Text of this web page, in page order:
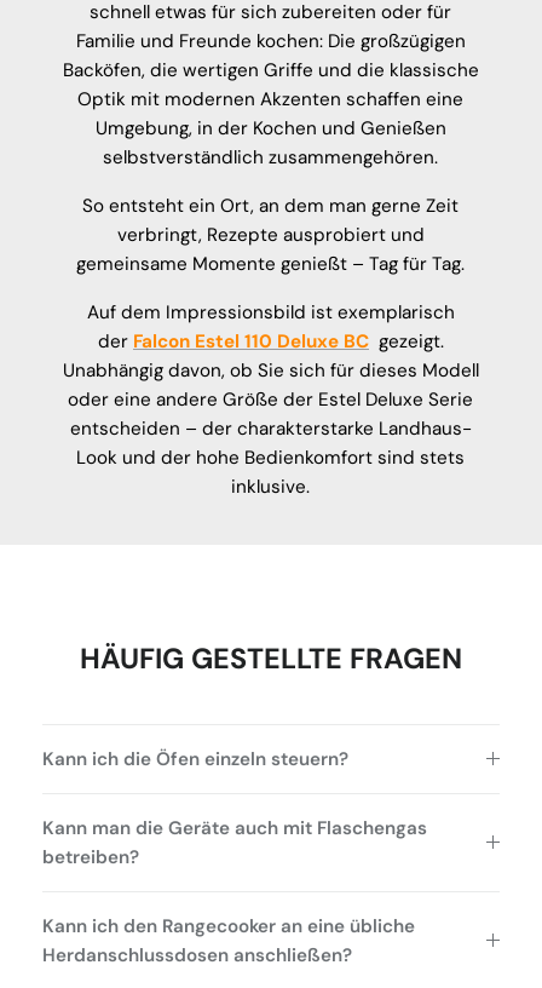
schnell etwas für sich zubereiten oder für
Familie und Freunde kochen: Die großzügigen
Backöfen, die wertigen Griffe und die klassische
Optik mit modernen Akzenten schaffen eine
Umgebung, in der Kochen und Genießen
selbstverständlich zusammengehören.
So entsteht ein Ort, an dem man gerne Zeit
verbringt, Rezepte ausprobiert und
gemeinsame Momente genießt – Tag für Tag.
Auf dem Impressionsbild ist exemplarisch
der Falcon Estel 110 Deluxe BCgezeigt.
Unabhängig davon, ob Sie sich für dieses Modell
oder eine andere Größe der Estel Deluxe Serie
entscheiden – der charakterstarke Landhaus-
Look und der hohe Bedienkomfort sind stets
inklusive.
HÄUFIG GESTELLTE FRAGEN
Kann ich die Öfen einzeln steuern?
Kann man die Geräte auch mit Flaschengas
betreiben?
Kann ich den Rangecooker an eine übliche
Herdanschlussdosen anschließen?